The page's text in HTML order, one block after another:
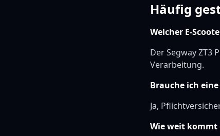
Häufig
Welcher E-
Der Segway ZT3
Verarbeitung.
Brauche ich
Ja,
Wie weit kommt